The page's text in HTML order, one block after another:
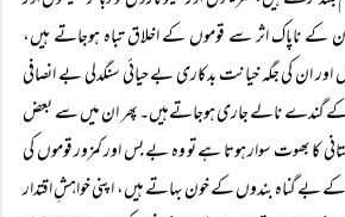
کے ناپاک اثر سے قوموں کے اخلاق تباہ ہوجاتے ہیں،
ان کی جگہ خیانت بدکاری بے حیائی سنگدلی بے انصافی
گندے نالے جاری ہوجاتےہیں۔ پھر ان میں سے بعض
کا بھوت سوار ہوتا ہے تو وہ بے بس اور کمزور قوموں کی
بے گناہ بندوں کے خون بہاتے ہیں، اپنی خواہشِ اقتدار